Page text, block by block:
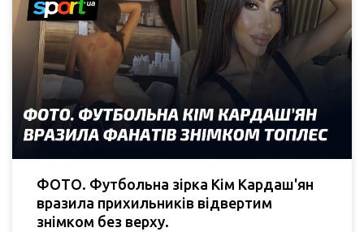
ФОТО. Футбольна зірка Кім Кардаш'ян
вразила прихильників відвертим
знімком без верху.